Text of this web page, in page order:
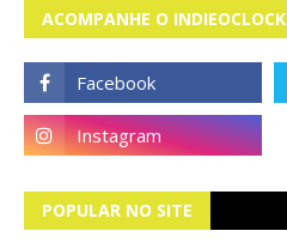
ACOMPANHE O INDIEOCLOCK
POPULAR NO SITE